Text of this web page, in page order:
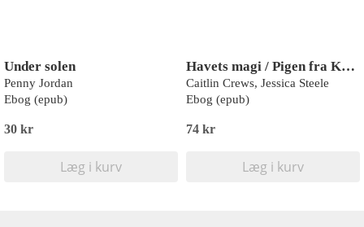
Under solen
Penny Jordan
Ebog (epub)
30 kr
Læg i kurv
Havets magi / Pigen fra Kaprifoliegården
Caitlin Crews, Jessica Steele
Ebog (epub)
74 kr
Læg i kurv